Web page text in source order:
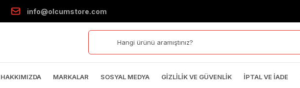
info@olcumstore.com
HAKKIMIZDA MARKALAR SOSYAL MEDYA GIZLILIK VE GÜVENLIK İPTAL VE İADE